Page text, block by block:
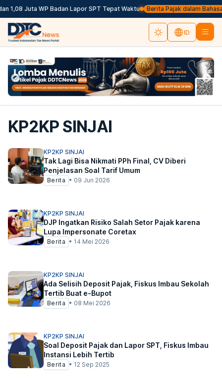
1,08 Juta WP Badan Lapor SPT Tepat Waktu Berita Pajak dalam Bahasa
ID
KP2KP SINJAI
KP2KP SINJAI
Tak Lagi Bisa Nikmati PPh Final, CV Diberi
Penjelasan Soal Tarif Umum
Berita • 09 Jun 2026
KP2KP SINJAI
DJP Ingatkan Risiko Salah Setor Pajak karena
Lupa Impersonate Coretax
Berita • 14 Mei 2026
KP2KP SINJAI
Ada Selisih Deposit Pajak, Fiskus Imbau Sekolah
Tertib Buat e-Bupot
Berita • 08 Mei 2026
KP2KP SINJAI
Soal Deposit Pajak dan Lapor SPT, Fiskus Imbau
Instansi Lebih Tertib
Berita • 12 Sep 2025